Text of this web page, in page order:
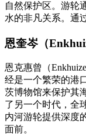
自然保护区。游轮
水的非凡关系。通
恩奎岑（
恩克惠曾（
经是一个繁荣的港
茨博物馆来保护其
了另一个时代，全
内河游轮提供深度
面前。